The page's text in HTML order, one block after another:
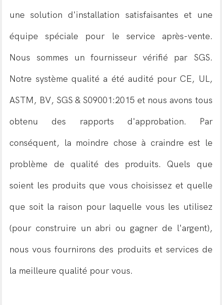
une solution d'installation satisfaisantes et une
équipe spéciale pour le service après-vente.
Nous sommes un fournisseur vérifié par SGS.
Notre système qualité a été audité pour CE, UL,
ASTM, BV, SGS & S09001:2015 et nous avons tous
obtenu des rapports d'approbation. Par
conséquent, la moindre chose à craindre est le
problème de qualité des produits. Quels que
soient les produits que vous choisissez et quelle
que soit la raison pour laquelle vous les utilisez
(pour construire un abri ou gagner de l'argent),
nous vous fournirons des produits et services de
la meilleure qualité pour vous.